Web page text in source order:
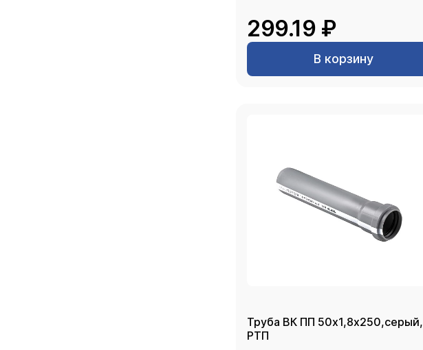
299.19 ₽
В корзину
Труба ВК ПП 50х1,8х250,серый,
РТП